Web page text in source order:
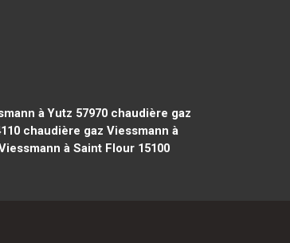
à Yutz 57970 chaudière gaz
chaudière gaz Viessmann à
à Saint Flour 15100